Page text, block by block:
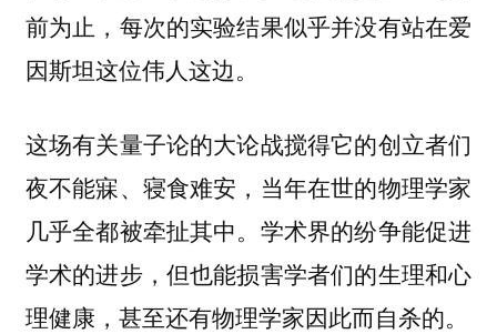
前为止，每次的实验结果似乎并没有站在爱
因斯坦这位伟人这边。
这场有关量子论的大论战搅得它的创立者们
夜不能寐、寝食难安，当年在世的物理学家
几乎全都被牵扯其中。学术界的纷争能促进
学术的进步，但也能损害学者们的生理和心
理健康，甚至还有物理学家因此而自杀的。